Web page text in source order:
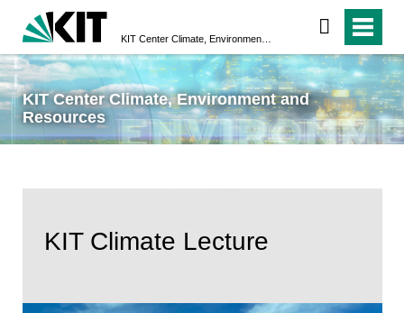
KIT Center Climate, Environment and
Resources
KIT Climate Lecture